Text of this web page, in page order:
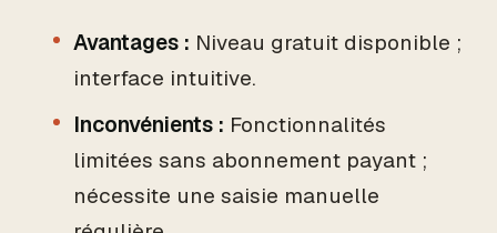
Avantages : Niveau gratuit disponible ;
interface intuitive.
Inconvénients : Fonctionnalités
limitées sans abonnement payant ;
nécessite une saisie manuelle